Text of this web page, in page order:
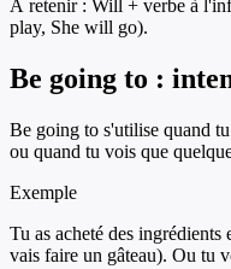
À retenir : Will + verbe à
play, She will go).
Be going to :
Be going to s'utilise quand
ou quand tu vois que
Exemple
Tu as acheté des
vais faire un gâteau). Ou tu